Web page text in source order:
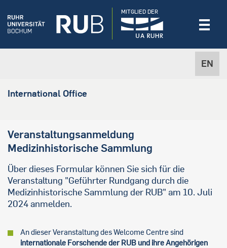
EN
MITGLIED DER
International Office
Veranstaltungsanmeldung
Medizinhistorische Sammlung
Über dieses Formular können Sie sich für die
Veranstaltung "Geführter Rundgang durch die
Medizinhistorische Sammlung der RUB" am 10. Juli
2024 anmelden.
An dieser Veranstaltung des Welcome Centre sind
internationale Forschende der RUB und ihre Angehörigen